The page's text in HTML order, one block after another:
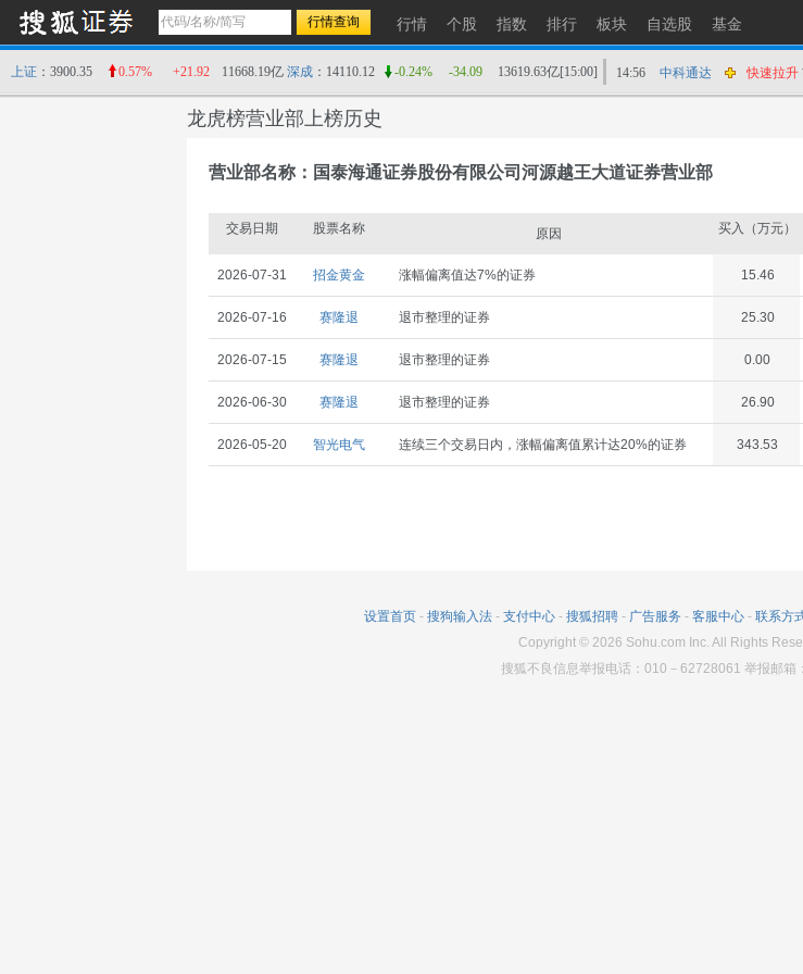
行情 个股 指数 排行 板块 自选股 基金
上证 ：3900.35 0.57% +21.92 11668.19亿 深成 ：14110.12 -0.24% -34.09 13619.63亿[15:00] 14:56 中科通达
快速拉升
14:55
郑州煤电
快速拉升
快速拉升
龙虎榜营业部上榜历史
营业部名称：国泰海通证券股份有限公司河源越王大道证券营业部
交易日期 股票名称 原因 买入（万元）
2026-07-31 招金黄金 涨幅偏离值达7%的证券 15.46
2026-07-16 赛隆退 退市整理的证券 25.30
2026-07-15 赛隆退 退市整理的证券 0.00
2026-06-30 赛隆退 退市整理的证券 26.90
2026-05-20 智光电气 连续三个交易日内，涨幅偏离值累计达20%的证券 343.53
设置首页 - 搜狗输入法 - 支付中心 - 搜狐招聘 - 广告服务 - 客服中心 - 联系方
Copyright © 2026 Sohu.com Inc. All Rights
搜狐不良信息举报电话：010－62728061 举报邮箱：